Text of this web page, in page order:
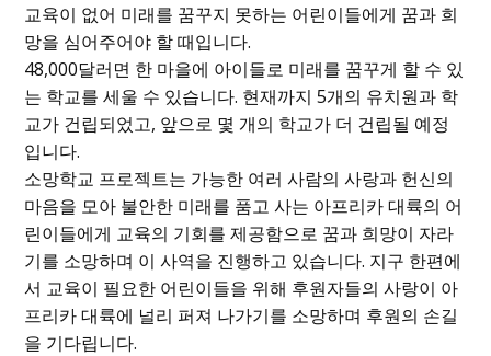
교육이 없어 미래를 꿈꾸지 못하는 어린이들에게 꿈과 희
망을 심어주어야 할 때입니다.
48,000달러면 한 마을에 아이들로 미래를 꿈꾸게 할 수 있
는 학교를 세울 수 있습니다. 현재까지 5개의 유치원과 학
교가 건립되었고, 앞으로 몇 개의 학교가 더 건립될 예정
입니다.
소망학교 프로젝트는 가능한 여러 사람의 사랑과 헌신의
마음을 모아 불안한 미래를 품고 사는 아프리카 대륙의 어
린이들에게 교육의 기회를 제공함으로 꿈과 희망이 자라
기를 소망하며 이 사역을 진행하고 있습니다. 지구 한편에
서 교육이 필요한 어린이들을 위해 후원자들의 사랑이 아
프리카 대륙에 널리 퍼져 나가기를 소망하며 후원의 손길
을 기다립니다.